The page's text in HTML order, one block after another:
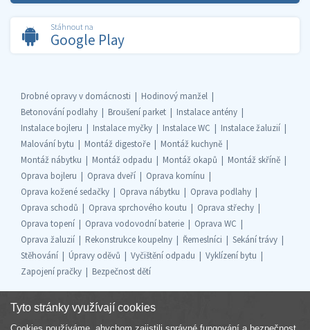
Stáhnout na
Google Play
Drobné opravy v domácnosti
Hodinový manžel
Betonování podlahy
Broušení parket
Instalace antény
Instalace bojleru
Instalace myčky Instalace WC
Instalace žaluzií
Malování bytu
Montáž digestoře
Montáž kuchyně
Montáž nábytku
Montáž odpadu Montáž okapů
Montáž skříně
Oprava bojleru
Oprava dveří
Oprava komínu
Oprava kožené sedačky
Oprava nábytku
Oprava podlahy
Oprava schodů
Oprava sprchového koutu
Oprava střechy
Oprava topení
Oprava vodovodní baterie
Oprava WC
Oprava žaluzií
Rekonstrukce koupelny Řemeslníci
Sekání trávy
Stěhování
Úpravy oděvů Vyčištění odpadu
Vyklízení bytu
Zapojení pračky
Bezpečnost dětí
Tyto stránky využívají cookies